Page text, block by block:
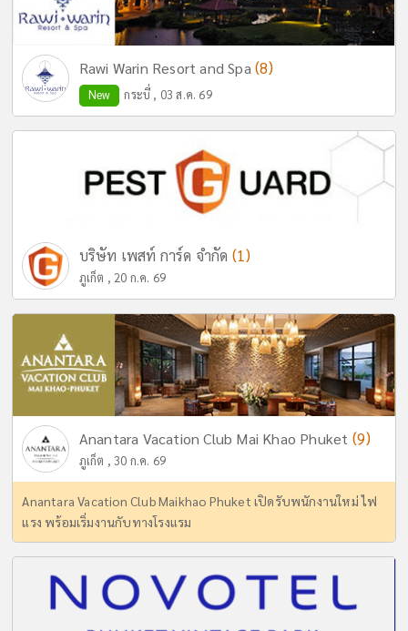
Rawi Warin Resort and Spa (8)
New กระบี่ , 03 ส.ค. 69
บริษัท เพสท์ การ์ด จำกัด (1)
ภูเก็ต , 20 ก.ค. 69
Anantara Vacation Club Mai Khao Phuket (9)
ภูเก็ต , 30 ก.ค. 69
Anantara Vacation Club Maikhao Phuket เปิดรับพนักงานใหม่ ไฟ
แรง พร้อมเริ่มงานกับทางโรงแรม